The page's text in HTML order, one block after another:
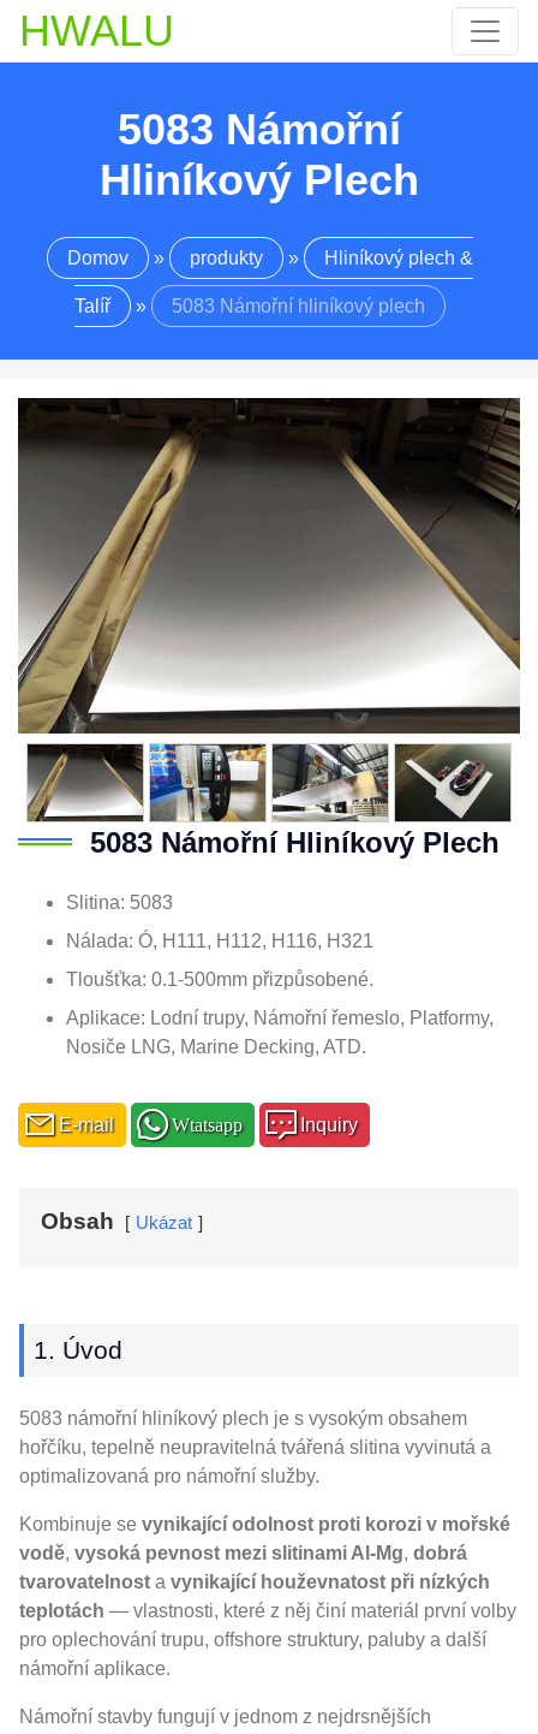
HWALU
5083 Námořní
Hliníkový Plech
Domov » produkty » Hliníkový plech &
Talíř » 5083 Námořní hliníkový plech
5083 Námořní Hliníkový Plech
Slitina: 5083
Nálada: Ó, H111, H112, H116, H321
Tloušťka: 0.1-500mm přizpůsobené.
Aplikace: Lodní trupy, Námořní řemeslo, Platformy,
Nosiče LNG, Marine Decking, ATD.
E-mail Wtatsapp Inquiry
Obsah Ukázat
1. Úvod
5083 námořní hliníkový plech je s vysokým obsahem
hořčíku, tepelně neupravitelná tvářená slitina vyvinutá a
optimalizovaná pro námořní služby.
Kombinuje se vynikající odolnost proti korozi v mořské
vodě, vysoká pevnost mezi slitinami Al-Mg, dobrá
tvarovatelnost a vynikající houževnatost při nízkých
teplotách — vlastnosti, které z něj činí materiál první volby
pro oplechování trupu, offshore struktury, paluby a další
námořní aplikace.
Námořní stavby fungují v jednom z nejdrsnějších